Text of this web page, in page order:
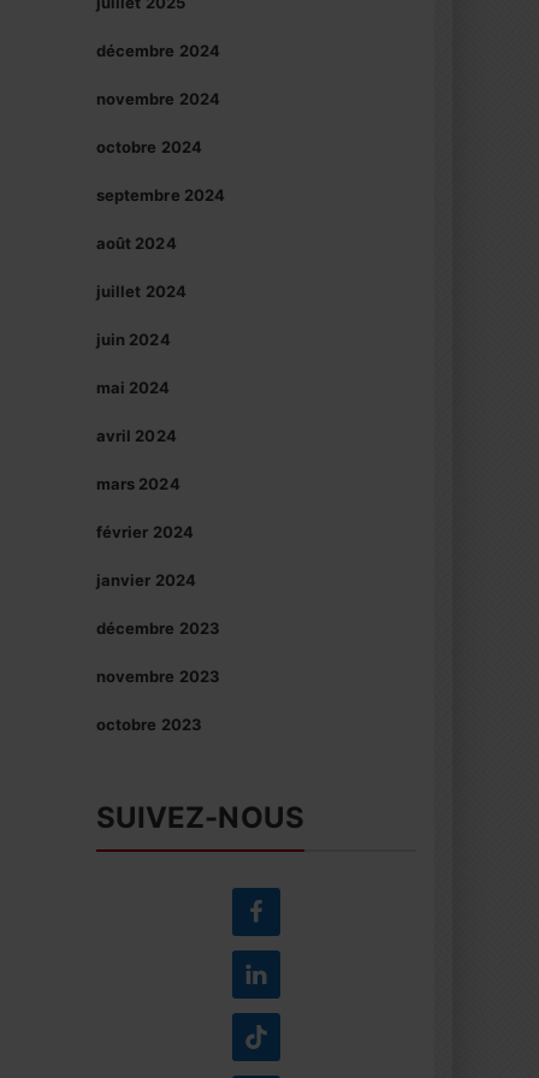
décembre 2024
novembre 2024
octobre 2024
septembre 2024
août 2024
juillet 2024
juin 2024
mai 2024
avril 2024
mars 2024
février 2024
janvier 2024
décembre 2023
novembre 2023
octobre 2023
SUIVEZ-NOUS